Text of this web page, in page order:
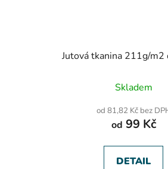
Jutová tkanina 211g/m2
je
5,0
5
Skladem
od 81,82 Kč bez
od 99 Kč
DETAIL